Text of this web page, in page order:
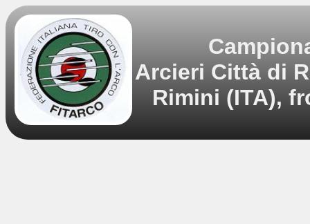
Arcieri Città di
Rimini (ITA),